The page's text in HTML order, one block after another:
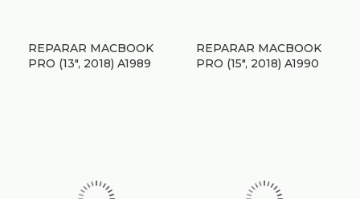
REPARAR MACBOOK
PRO (13″, 2018) A1989
REPARAR MACBOOK
PRO (15″, 2018) A1990